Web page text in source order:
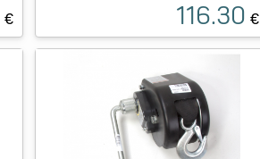
€ 116.30 €